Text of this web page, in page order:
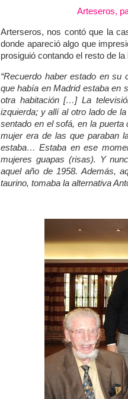
Arteseros,
Arterseros, nos contó que la
donde apareció algo que
prosiguió contando el resto de
“Recuerdo haber estado en su
que había en Madrid estaba en
otra habitación […] La
izquierda; y allí al otro lado de
sentado en el sofá, en la
mujer era de las que paraban
estaba… Estaba en ese
mujeres guapas (risas). Y
aquel año de 1958. Además,
taurino, tomaba la alternativa